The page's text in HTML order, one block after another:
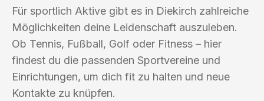
Für sportlich Aktive gibt es in Diekirch zahlreiche
Möglichkeiten deine Leidenschaft auszuleben.
Ob Tennis, Fußball, Golf oder Fitness – hier
findest du die passenden Sportvereine und
Einrichtungen, um dich fit zu halten und neue
Kontakte zu knüpfen.